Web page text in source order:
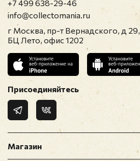
Магазин
+7 499 638-29-46
info@collectomania.ru
г Москва, пр-т Вернадского, д 29,
БЦ Лето, офис 1202
Присоединяйтесь